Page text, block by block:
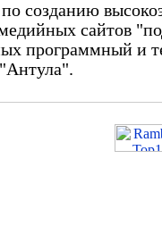
созданию
сайтов
программный и